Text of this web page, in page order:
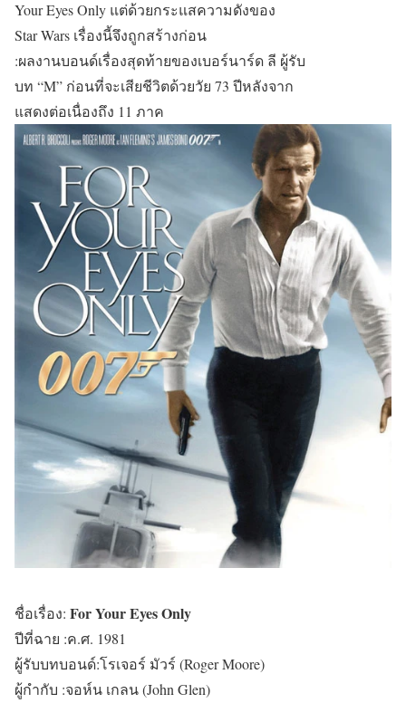
Your Eyes Only แต่ด้วยกระแสความดังของ
Star Wars เรื่องนี้จึงถูกสร้างก่อน
:ผลงานบอนด์เรื่องสุดท้ายของเบอร์นาร์ด ลี ผู้รับ
บท “M” ก่อนที่จะเสียชีวิตด้วยวัย 73 ปีหลังจาก
แสดงต่อเนื่องถึง 11 ภาค
ชื่อเรื่อง: For Your Eyes Only
ปีที่ฉาย :ค.ศ. 1981
ผู้รับบทบอนด์:โรเจอร์ มัวร์ (Roger Moore)
ผู้กำกับ :จอห์น เกลน (John Glen)